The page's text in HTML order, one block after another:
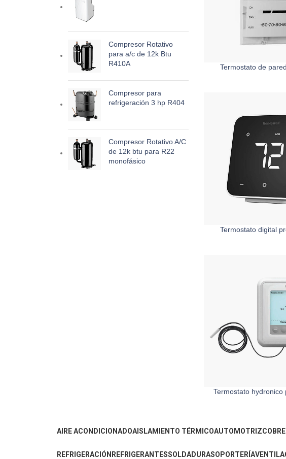
Compresor Rotativo
para a/c de 12k Btu
R410A
Compresor para
refrigeración 3 hp R404
Compresor Rotativo A/C
de 12k btu para R22
monofásico
Termostato de
Termostato digital
Termostato hydronico
AIRE ACONDICIONADOAISLAMIENTO TÉRMICOAUTOMOTRIZCOBRE
REFRIGERACIÓN REFRIGERANTESSOLDADURASOPORTERÍA